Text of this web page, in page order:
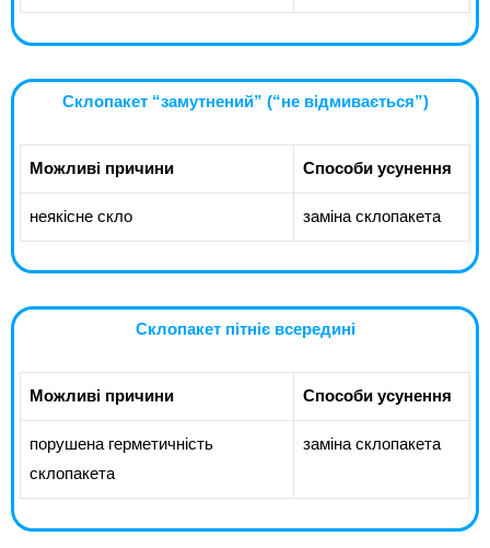
Склопакет “замутнений” (“не відмивається”)
Можливі причини Способи усунення
неякісне скло заміна склопакета
Склопакет пітніє всередині
Можливі причини Способи усунення
порушена герметичність
склопакета
заміна склопакета